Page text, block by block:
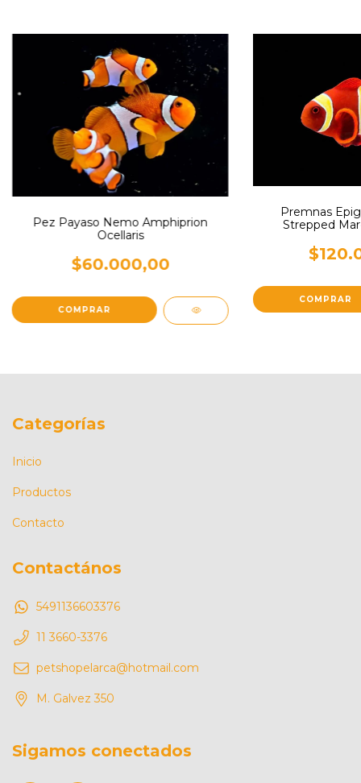
Pez Payaso Nemo Amphiprion
Ocellaris
$60.000,00
Premnas
Strepped
Categorías
Inicio
Productos
Contacto
Contactános
5491136603376
11 3660-3376
petshopelarca@hotmail.com
M. Galvez 350
Sigamos conectados